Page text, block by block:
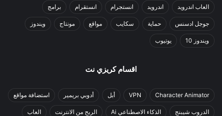
العاب اندرويد اندرويد انستجرام انستقرام برامج
جوجل ادسنس حماية سكايب مواقع مونتاج ويندوز
ويندوز 10 يوتيوب
اقسام كريزي نت
Character Animator
VPN أبل أدوبي بريمير استضافة مواقع
الدروب شيبنج الذكاء الاصطناعي Ai الربح من الانترنت العاب